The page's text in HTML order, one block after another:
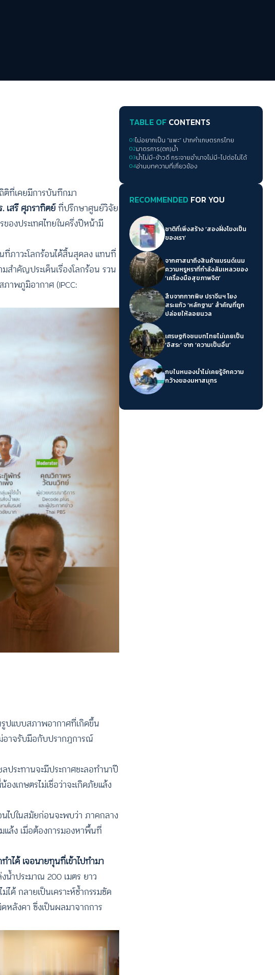
ติที่เคยมีการบันทึกมา
. เสรี ศุภราทิตย์ที่ปรึกษาศูนย์วิจัย
องประเทศไทยในครึ่งปีหน้ามี
ที่ภาวะโลกร้อนได้สิ้นสุดลง แทนที่
สำคัญประเด็นเรื่องโลกร้อน รวน
าพภูมิอากาศ (IPCC:
รูปแบบสภาพอากาศที่เกิดขึ้น
อาจรับมือกับปรากฏการณ์
ประทานจะมีประกาศชะลอทำนาปี
งเกษตรไม่เชื่อว่าจะเกิดภัยแล้ง
นไปในสมัยก่อนจะพบว่า ภาคกลาง
แล้ง เมื่อต้องการมองหาพื้นที่
ได้ เจอนายทุนที่เข้าไปทำมา
ำประมาณ 200 เมตร ยาว
ด้ กลายเป็นเคราะห์ซ้ำกรรมซัด
ลังคา ซึ่งเป็นผลมาจากการ
TABLE OF CONTENTS
01ไม่อยากเป็น “แพะ” ปากคำเกษตรกรไทย
02มาตรการ(ตก)น้ำ
03น้ำไม่มี-ข้าวดี กระจายอำนาจไม่มี-ไปต่อไม่ได้
04อ่านบทความที่เกี่ยวข้อง
RECOMMENDED FOR YOU
ชาติที่เพิ่งสร้าง ‘สองฝั่งโขงเป็น
ของเรา’
จากศาสนาถึงสินค้าแบรนด์เนม
ความหรูหราที่กำลังล้มเหลวของ
‘เครื่องมือสุขภาพจิต’
สืบจากกากพิษ ปราจีนฯ โยง
สระแก้ว ‘หลักฐาน’ สำคัญที่ถูก
ปล่อยให้ลอยนวล
เศรษฐกิจชนบทไทยไม่เคยเป็น
‘อิสระ’ จาก ‘ความเป็นอื่น’
กบในหนองน้ำไม่เคยรู้จักความ
กว้างของมหาสมุทร